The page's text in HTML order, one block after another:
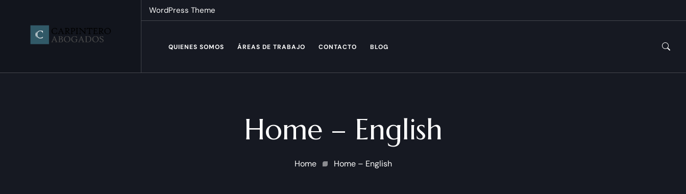
WordPress Theme
QUIENES SOMOS ÁREAS DE TRABAJO CONTACTO BLOG
Home – English
Home Home – English